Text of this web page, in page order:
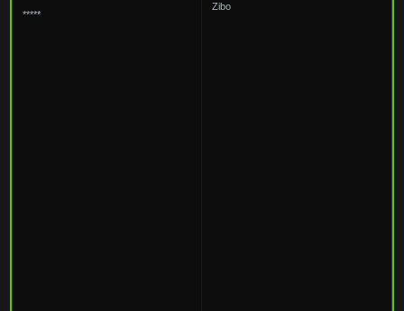
*****
Zibo